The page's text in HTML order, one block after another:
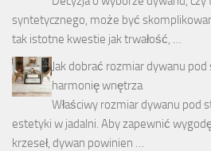
syntetycznego, może być
tak istotne kwestie jak trwałość, …
Jak dobrać rozmiar dywanu
harmonię wnętrza
Właściwy rozmiar dywanu pod
estetyki w jadalni. Aby zapewnić
krzeseł, dywan powinien …